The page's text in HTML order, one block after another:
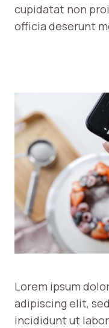
cupidatat non
officia deserunt
Lorem ipsum
adipiscing elit,
incididunt ut